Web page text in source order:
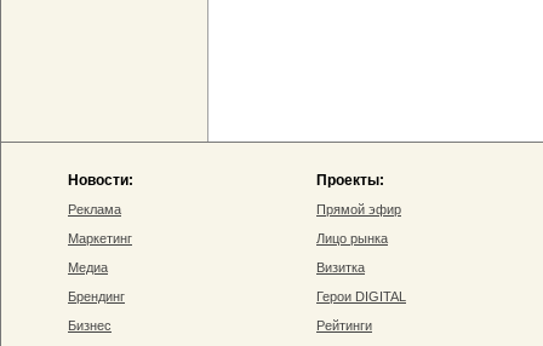
Новости:
Реклама
Маркетинг
Медиа
Брендинг
Бизнес
Проекты:
Прямой эфир
Лицо рынка
Визитка
Герои DIGITAL
Рейтинги